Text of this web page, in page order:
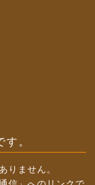
。
りません。